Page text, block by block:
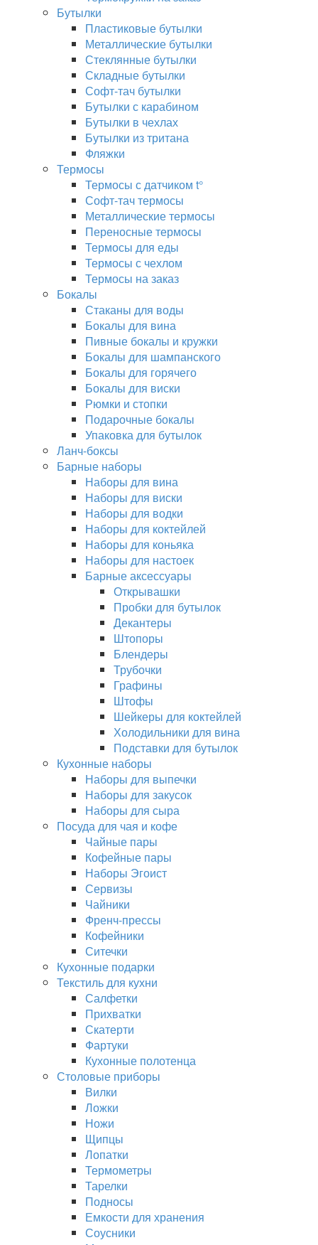
Бутылки
Пластиковые бутылки
Металлические бутылки
Стеклянные бутылки
Складные бутылки
Софт-тач бутылки
Бутылки с карабином
Бутылки в чехлах
Бутылки из тритана
Фляжки
Термосы
Термосы с датчиком t°
Софт-тач термосы
Металлические термосы
Переносные термосы
Термосы для еды
Термосы с чехлом
Термосы на заказ
Бокалы
Стаканы для воды
Бокалы для вина
Пивные бокалы и кружки
Бокалы для шампанского
Бокалы для горячего
Бокалы для виски
Рюмки и стопки
Подарочные бокалы
Упаковка для бутылок
Ланч-боксы
Барные наборы
Наборы для вина
Наборы для виски
Наборы для водки
Наборы для коктейлей
Наборы для коньяка
Наборы для настоек
Барные аксессуары
Открывашки
Пробки для бутылок
Декантеры
Штопоры
Блендеры
Трубочки
Графины
Штофы
Шейкеры для коктейлей
Холодильники для вина
Подставки для бутылок
Кухонные наборы
Наборы для выпечки
Наборы для закусок
Наборы для сыра
Посуда для чая и кофе
Чайные пары
Кофейные пары
Наборы Эгоист
Сервизы
Чайники
Френч-прессы
Кофейники
Ситечки
Кухонные подарки
Текстиль для кухни
Салфетки
Прихватки
Скатерти
Фартуки
Кухонные полотенца
Столовые приборы
Вилки
Ложки
Ножи
Щипцы
Лопатки
Термометры
Тарелки
Подносы
Емкости для хранения
Соусники